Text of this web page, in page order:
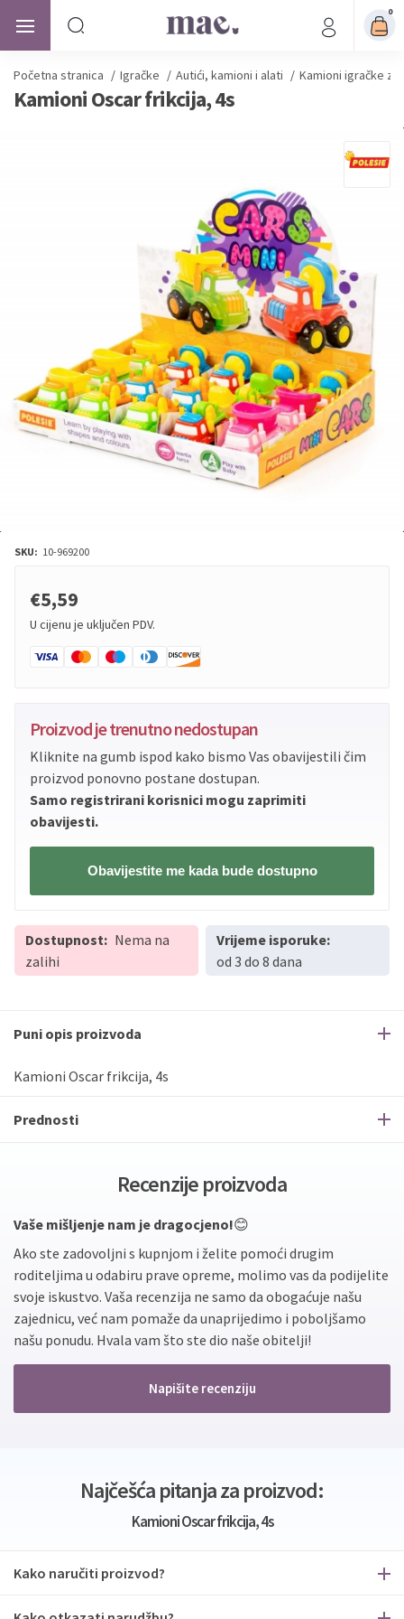
0
Početna stranica / Igračke / Autići, kamioni i alati / Kamioni igračke za
Kamioni Oscar frikcija, 4s
SKU: 10-969200
€5,59
U cijenu je uključen PDV.
Proizvod je trenutno nedostupan
Kliknite na gumb ispod kako bismo Vas obavijestili čim
proizvod ponovno postane dostupan.
Samo registrirani korisnici mogu zaprimiti
obavijesti.
Obavijestite me kada bude dostupno
Dostupnost: Nema na
zalihi
Vrijeme isporuke:
od 3 do 8 dana
Puni opis proizvoda
Kamioni Oscar frikcija, 4s
Prednosti
Recenzije proizvoda
Vaše mišljenje nam je dragocjeno!😊
Ako ste zadovoljni s kupnjom i želite pomoći drugim
roditeljima u odabiru prave opreme, molimo vas da podijelite
svoje iskustvo. Vaša recenzija ne samo da obogaćuje našu
zajednicu, već nam pomaže da unaprijedimo i poboljšamo
našu ponudu. Hvala vam što ste dio naše obitelji!
Napišite recenziju
Najčešća pitanja za proizvod:
Kamioni Oscar frikcija, 4s
Kako naručiti proizvod?